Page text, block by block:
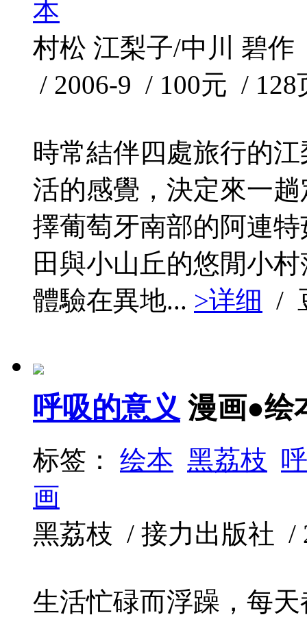
本
村松 江梨子/中川 碧
/ 2006-9 / 100元 / 128
時常結伴四處旅行的
活的感覺，決定來一
擇葡萄牙南部的阿連
田與小山丘的悠閒小
體驗在異地... >详细 /
呼吸的意义 漫画●绘
标签： 绘本 黑荔枝
画
黑荔枝 / 接力出版社 /
生活忙碌而浮躁，每